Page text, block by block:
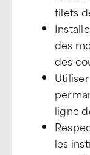
filets
des
des
ligne
les